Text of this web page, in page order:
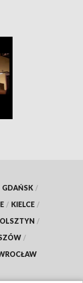
GDAŃSK /
/ KIELCE /
OLSZTYN /
/